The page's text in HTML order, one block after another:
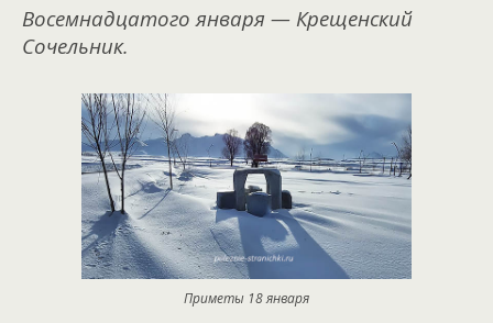
Восемнадцатого января — Крещенский
Сочельник.
Приметы 18 января